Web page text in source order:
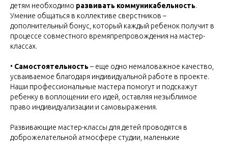
детям необходимо развивать коммуникабельность.
Умение общаться в коллективе сверстников –
дополнительный бонус, который каждый ребенок получит в
процессе совместного времяпрепровождения на мастер-
классах.
• Самостоятельность – еще одно немаловажное качество,
усваиваемое благодаря индивидуальной работе в проекте.
Наши профессиональные мастера помогут и подскажут
ребенку в воплощении его идей, оставляя незыблимое
право индивидуализации и самовыражения.
Развивающие мастер-классы для детей проводятся в
доброжелательной атмосфере студии, маленькие